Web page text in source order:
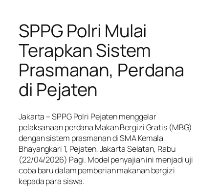
SPPG Polri Mulai
Terapkan Sistem
Prasmanan, Perdana
di Pejaten
Jakarta – SPPG Polri Pejaten menggelar
pelaksanaan perdana Makan Bergizi Gratis (MBG)
dengan sistem prasmanan di SMA Kemala
Bhayangkari 1, Pejaten, Jakarta Selatan, Rabu
(22/04/2026) Pagi. Model penyajian ini menjadi uji
coba baru dalam pemberian makanan bergizi
kepada para siswa.